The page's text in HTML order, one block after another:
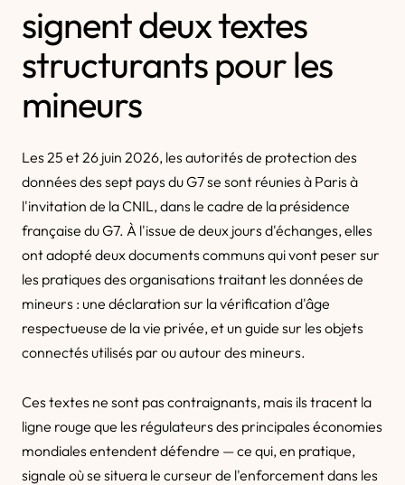
signent deux textes
structurants pour les
mineurs
Les 25 et 26 juin 2026, les autorités de protection des
données des sept pays du G7 se sont réunies à Paris à
l'invitation de la CNIL, dans le cadre de la présidence
française du G7. À l'issue de deux jours d'échanges, elles
ont adopté deux documents communs qui vont peser sur
les pratiques des organisations traitant les données de
mineurs : une déclaration sur la vérification d'âge
respectueuse de la vie privée, et un guide sur les objets
connectés utilisés par ou autour des mineurs.
Ces textes ne sont pas contraignants, mais ils tracent la
ligne rouge que les régulateurs des principales économies
mondiales entendent défendre — ce qui, en pratique,
signale où se situera le curseur de l'enforcement dans les